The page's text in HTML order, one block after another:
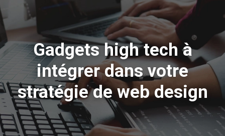
Gadgets high tech à
intégrer dans votre
stratégie de web design